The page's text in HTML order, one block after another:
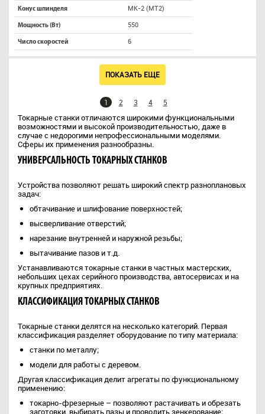
Конус шпинделя МК-2 (МТ2)
Мощность (Вт) 550
Число скоростей 6
ПОКАЗАТЬ ЕЩЕ
1 2 3 4 5
Токарные станки отличаются широкими функциональными
возможностями и высокой производительностью, даже в
случае с недорогими непрофессиональными моделями.
Сферы их применения разнообразны.
УНИВЕРСАЛЬНОСТЬ ТОКАРНЫХ СТАНКОВ
Устройства позволяют решать широкий спектр разноплановых
задач:
обтачивание и шлифование поверхностей;
высверливание отверстий;
нарезание внутренней и наружной резьбы;
вытачивание пазов и т.д.
Устанавливаются токарные станки в частных мастерских,
небольших цехах серийного производства, автосервисах и на
крупных предприятиях.
КЛАССИФИКАЦИЯ ТОКАРНЫХ СТАНКОВ
Токарные станки делятся на несколько категорий. Первая
классификация разделяет оборудование по типу материала:
станки по металлу;
модели для работы с деревом.
Другая классификация делит агрегаты по функциональному
применению:
токарно-фрезерные – позволяют растачивать и обрезать
заготовки, выбирать пазы и проводить зенкерование;